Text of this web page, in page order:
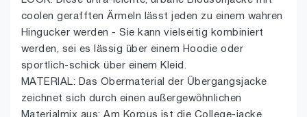
coolen gerafften Ärmeln lässt jeden zu einem wahren
Hingucker werden - Sie kann vielseitig kombiniert
werden, sei es lässig über einem Hoodie oder
sportlich-schick über einem Kleid.
MATERIAL: Das Obermaterial der Übergangsjacke
zeichnet sich durch einen außergewöhnlichen
Materialmix aus: Am Korpus ist die College-jacke